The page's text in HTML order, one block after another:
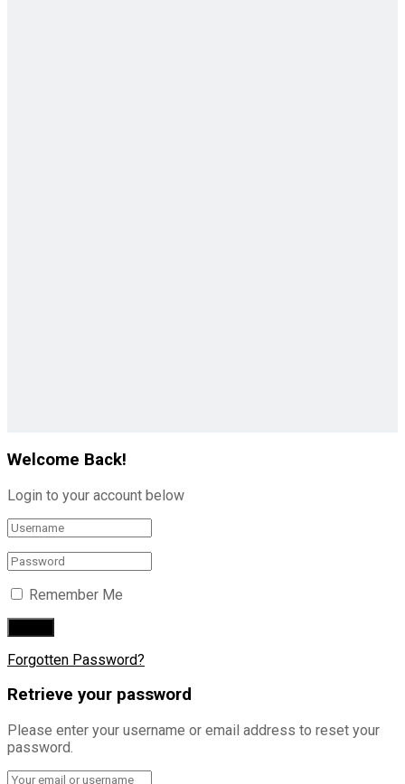
Welcome Back!
Login to your account below
Remember Me
Forgotten Password?
Retrieve your password
Please enter your username or email address to reset your
password.